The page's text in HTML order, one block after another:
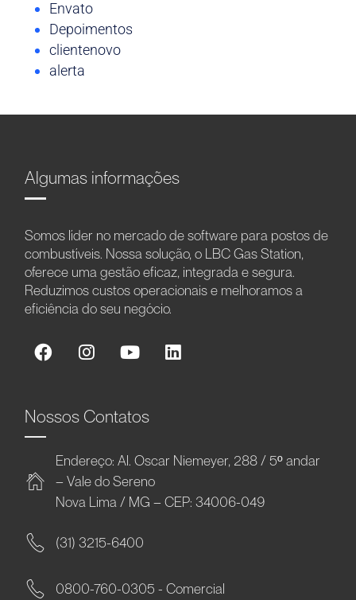
Envato
Depoimentos
clientenovo
alerta
Algumas informações
Somos líder no mercado de software para postos de
combustíveis. Nossa solução, o LBC Gas Station,
oferece uma gestão eficaz, integrada e segura.
Reduzimos custos operacionais e melhoramos a
eficiência do seu negócio.
Nossos Contatos
Endereço: Al. Oscar Niemeyer, 288 / 5º andar
– Vale do Sereno
Nova Lima / MG – CEP: 34006-049
(31) 3215-6400
0800-760-0305 - Comercial